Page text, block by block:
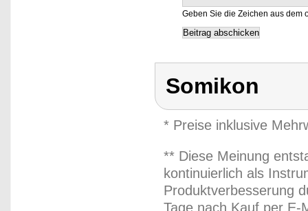
Geben Sie die Zeichen aus dem
Somikon
* Preise inklusive
** Diese Meinung
kontinuierlich als
Produktverbesserung
Tage nach Kauf per E-